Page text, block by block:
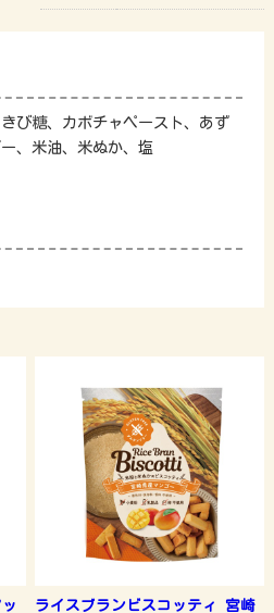
び糖、カボチャペースト、あず
、米油、米ぬか、塩
ライスブランビスコッティ 宮崎